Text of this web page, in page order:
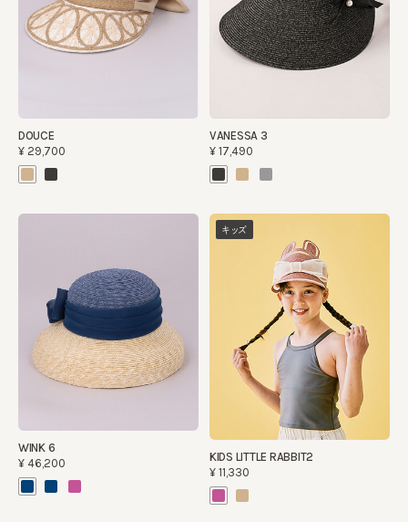
DOUCE
¥29,700
VANESSA 3
¥17,490
WINK 6
¥46,200
キッズ
KIDS LITTLE RABBIT2
¥11,330